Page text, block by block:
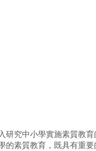
究中小學實施素質教育
的素質教育，既具有重要